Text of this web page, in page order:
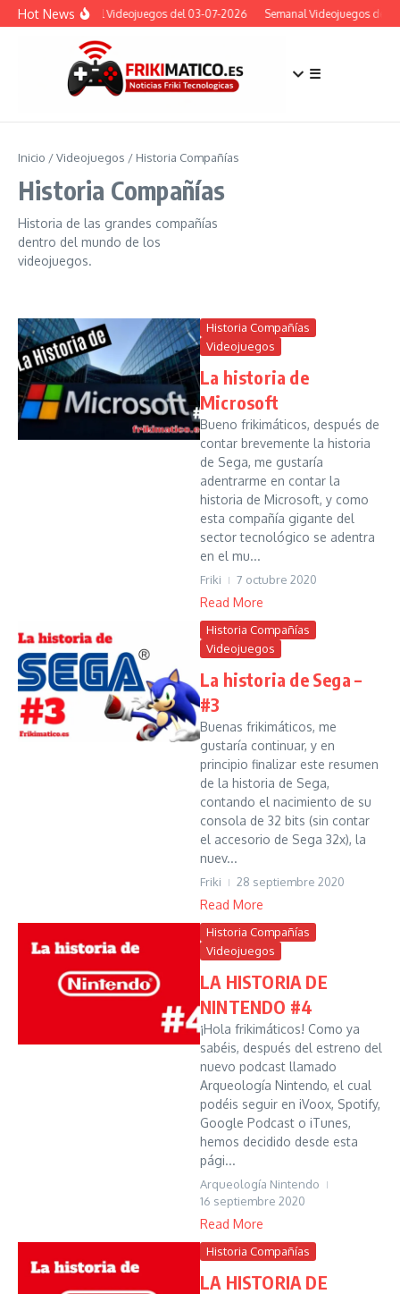
Saltar al contenido
Hot NewsSemanal Videojuegos del 03-07-2026 Semanal Videojuegos del
☰
Inicio /Videojuegos / Historia Compañías
Historia Compañías
Historia de las grandes compañías
dentro del mundo de los
videojuegos.
Historia Compañías
Videojuegos
La historia de
Microsoft
Bueno frikimáticos, después de
contar brevemente la historia
de Sega, me gustaría
adentrarme en contar la
historia de Microsoft, y como
esta compañía gigante del
sector tecnológico se adentra
en el mu...
Friki 7 octubre 2020
Read More
Historia Compañías
Videojuegos
La historia de Sega –
#3
Buenas frikimáticos, me
gustaría continuar, y en
principio finalizar este resumen
de la historia de Sega,
contando el nacimiento de su
consola de 32 bits (sin contar
el accesorio de Sega 32x), la
nuev...
Friki 28 septiembre 2020
Read More
Historia Compañías
Videojuegos
LA HISTORIA DE
NINTENDO #4
¡Hola frikimáticos! Como ya
sabéis, después del estreno del
nuevo podcast llamado
Arqueología Nintendo, el cual
podéis seguir en iVoox, Spotify,
Google Podcast o iTunes,
hemos decidido desde esta
pági...
Arqueología Nintendo
16 septiembre 2020
Read More
Historia Compañías
LA HISTORIA DE